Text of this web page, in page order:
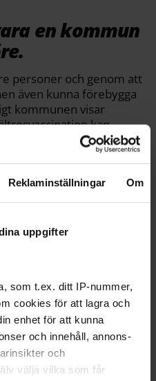
Reklaminställningar Om
uppgifter
som t.ex. ditt IP-nummer,
cookies för att lagra och
enhet för att kunna
och innehåll, annons-
och
välja vilka som får
en kommun
personer och genom att
även kunna förebygga
kommunen visar
kan
och demens.
för kommunen
som vågar gå före.
tar vi ett
åldrande för våra
(M),